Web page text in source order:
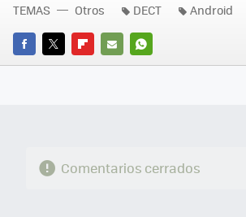
FACEBOOK
TWITTERFLIPBOARD
E-
WHATSAPP
TEMAS Otros DECT Android
Comentarios cerrados